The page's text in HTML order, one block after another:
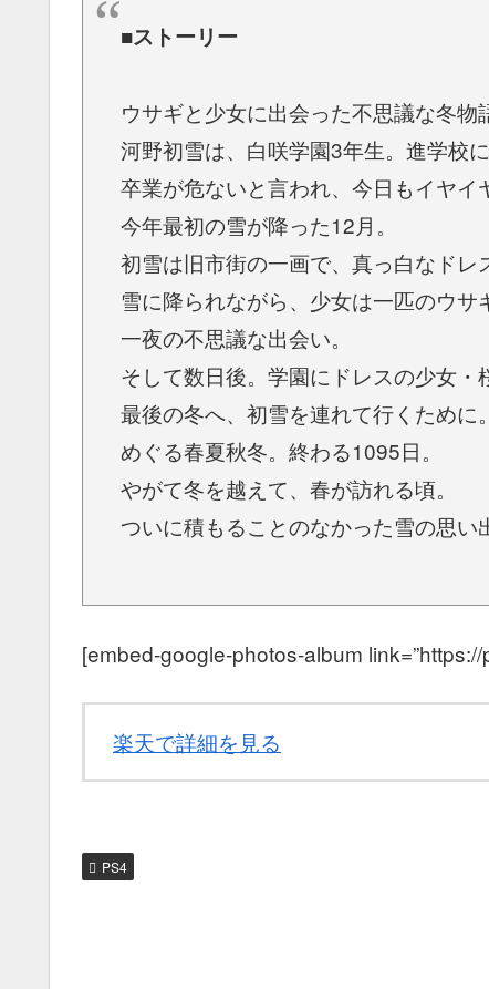
■ストーリー
ウサギと少女に出会った不思議な冬物
河野初雪は、白咲学園3年生。進学校
卒業が危ないと言われ、今日もイヤイ
今年最初の雪が降った12月。
初雪は旧市街の一画で、真っ白なドレ
雪に降られながら、少女は一匹のウサ
一夜の不思議な出会い。
そして数日後。学園にドレスの少女・
最後の冬へ、初雪を連れて行くために。
めぐる春夏秋冬。終わる1095日。
やがて冬を越えて、春が訪れる頃。
ついに積もることのなかった雪の思い
[embed-google-photos-album
楽天で詳細を見る
PS4